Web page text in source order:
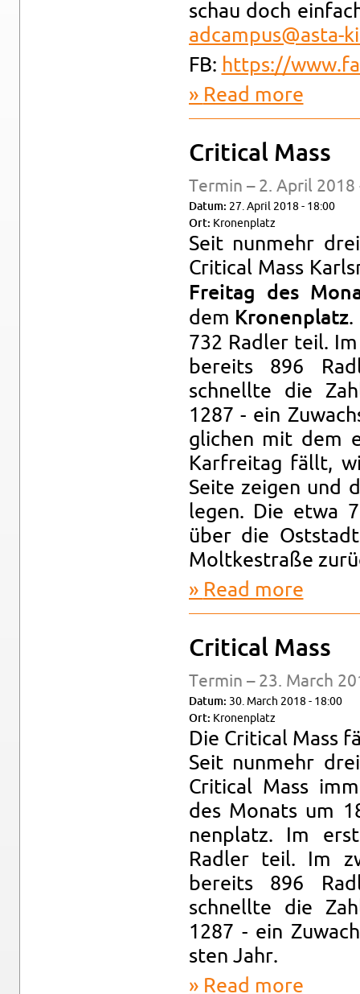
schau doch
adca​mpus@​asta-​
FB: https://​
Read more
Crit­i­cal Mass
Ter­min – 2. April 2018
Datum: 27. April 2018 - 18:00
Ort: Kro­nen­platz
Seit nun­mehr
Crit­i­cal Mass
Fre­itag des
dem Kro­nen­platz.
732 Radler teil.
bere­its 896
schnellte die
1287 - ein
glichen mit dem
Kar­fre­itag fällt,
Seite zeigen und
legen. Die etwa
über die
Moltkestraße
Read more
Crit­i­cal Mass
Ter­min – 23. March
Datum: 30. March 2018 - 18:00
Ort: Kro­nen­platz
Die Crit­i­cal Mass
Seit nun­mehr
Crit­i­cal Mass
des Monats um
nen­platz. Im
Radler teil. Im
bere­its 896
schnellte die
1287 - ein
sten Jahr.
Read more